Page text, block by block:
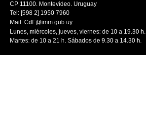
CP 11100. Montevideo. Uruguay
Tel: [598 2] 1950 7960
Mail: CdF@imm.gub.uy
Lunes, miércoles, jueves, viernes: de 10 a 19.30 h.
Martes: de 10 a 21 h. Sábados de 9.30 a 14.30 h.